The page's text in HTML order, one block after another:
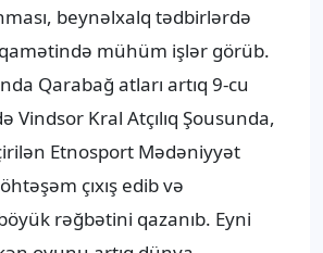
beynəlxalq tədbirlərdə
mühüm işlər görüb.
Qarabağ atları artıq 9-cu
Vindsor Kral Atçılıq Şousunda,
Etnosport Mədəniyyət
çıxış edib və
rəğbətini qazanıb. Eyni